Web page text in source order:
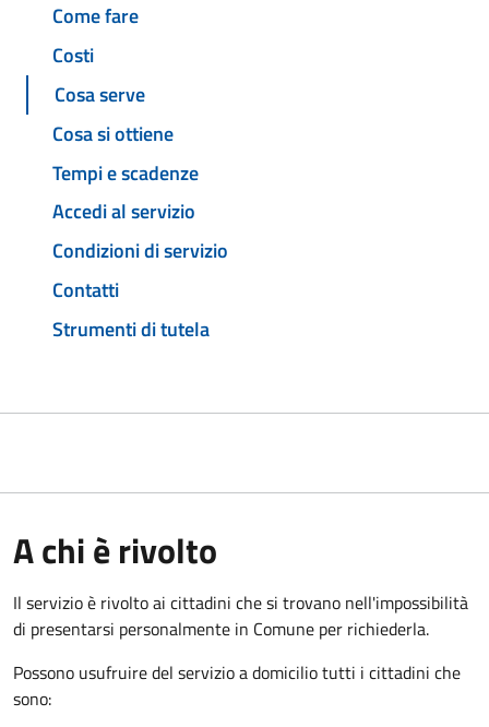
Come fare
Costi
Cosa serve
Cosa si ottiene
Tempi e scadenze
Accedi al servizio
Condizioni di servizio
Contatti
Strumenti di tutela
A chi è rivolto
Il servizio è rivolto ai cittadini che si trovano nell'impossibilità
di presentarsi personalmente in Comune per richiederla.
Possono usufruire del servizio a domicilio tutti i cittadini che
sono: